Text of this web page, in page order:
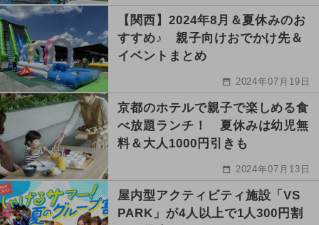
【関西】2024年8月＆夏休みのお
すすめ♪ 親子向けおでかけ先＆
イベントまとめ
2024年07月19日
京都のホテルで親子で楽しめる食
べ放題ランチ！ 夏休みは幼児無
料＆大人1000円引きも
2024年07月13日
屋内型アクティビティ施設「VS
PARK」が4人以上で1人300円割